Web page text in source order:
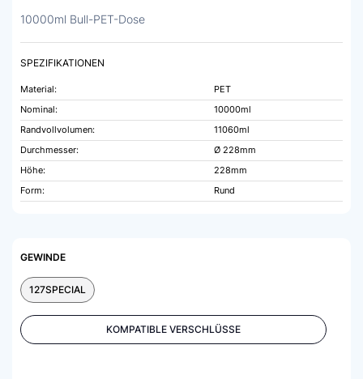
10000ml Bull-PET-Dose
SPEZIFIKATIONEN
Material:
PET
Nominal:
10000ml
Randvollvolumen:
11060ml
Durchmesser:
Ø 228mm
Höhe:
228mm
Form:
Rund
GEWINDE
127SPECIAL
KOMPATIBLE VERSCHLÜSSE